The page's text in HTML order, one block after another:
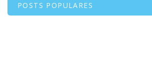
POSTS POPULARES